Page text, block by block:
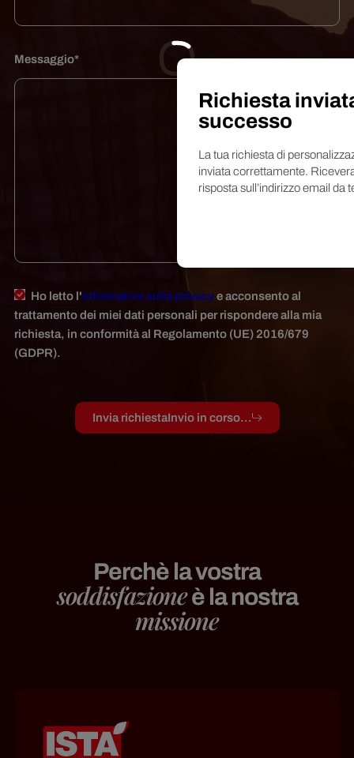
Messaggio*
Ho letto l'Informativa sulla privacye acconsento al
trattamento dei miei dati personali per rispondere alla mia
richiesta, in conformità al Regolamento (UE) 2016/679
(GDPR).
Invia richiestaInvio in corso...
Richiesta
successo
La tua richiesta di
inviata correttamente.
risposta sull’indirizzo email da
Perchè la vostra
soddisfazioneè la nostra
missione